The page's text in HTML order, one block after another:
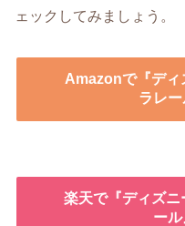
ェックしてみましょう。
Amazonで『ディ
ラレ
楽天で『ディズニ
ー